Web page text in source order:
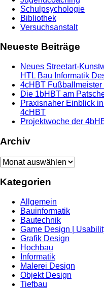
Schulpsychologie
Bibliothek
Versuchsanstalt
Neueste Beiträge
Neues Streetart-
HTL Bau Informatik
4cHBT Fußballmeister
Die 1bHBT am
Praxisnaher Einblick
4cHBT
Projektwoche der
Archiv
Archiv
Kategorien
Allgemein
Bauinformatik
Bautechnik
Game Design |
Grafik Design
Hochbau
Informatik
Malerei Design
Objekt Design
Tiefbau